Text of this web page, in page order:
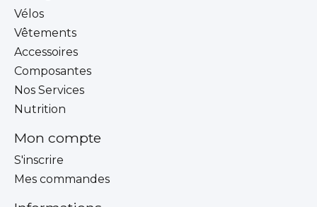
Vélos
Vêtements
Accessoires
Composantes
Nos Services
Nutrition
Mon compte
S'inscrire
Mes commandes